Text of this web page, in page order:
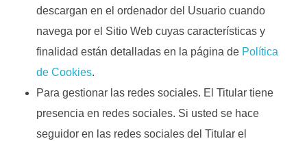
descargan en el ordenador del Usuario cuando
navega por el Sitio Web cuyas características y
finalidad están detalladas en la página de Política
de Cookies.
Para gestionar las redes sociales. El Titular tiene
presencia en redes sociales. Si usted se hace
seguidor en las redes sociales del Titular el